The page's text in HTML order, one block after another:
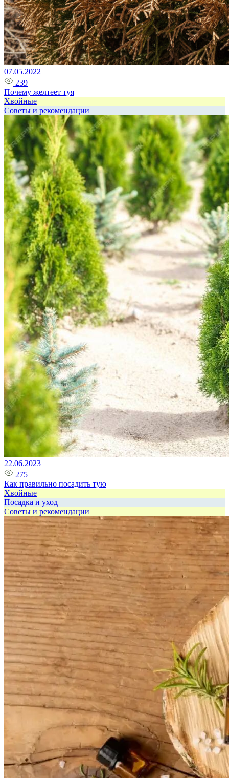
07.05.2022
239
Почему желтеет туя
Хвойные
Советы и рекомендации
22.06.2023
275
Как правильно посадить тую
Хвойные
Посадка и уход
Советы и рекомендации